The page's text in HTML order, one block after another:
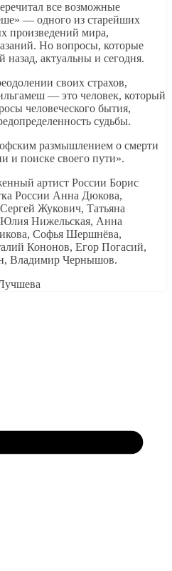
все возможные
— одного из старейших
произведений мира,
Но вопросы, которые
назад, актуальны и сегодня.
своих страхов,
— это человек, который
человеческого бытия,
судьбы.
размышлением о смерти
и поиске своего пути».
артист России Борис
России Анна Дюкова,
Жукович, Татьяна
Юлия Нижельская, Анна
Софья Шершнёва,
Кононов, Егор Погасий,
Владимир Чернышов.